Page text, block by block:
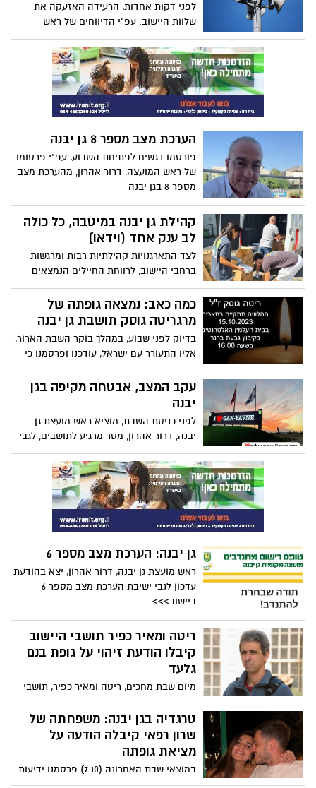
לפני דקות אחדות, הרעידה האזעקה את
שלוות היישוב. עפ"י הדיווחים של ראש
המועצה, דרור אהרון, ודוברות מד"א, אין
נפילות ונפגעים באזור
הערכת מצב מספר 8 גן יבנה
פורסמו דגשים לפתיחת השבוע, עפ"י פרסומו
של ראש המועצה, דרור אהרון, מהערכת מצב
מספר 8 בגן יבנה
קהילת גן יבנה במיטבה, כל כולה
לב ענק אחד (וידאו)
לצד התארגנויות קהילתיות רבות ומרגשות
ברחבי היישוב, לרווחת החיילים הנמצאים
בשטח ומגנים עלינו ואליהן אנחנו נחשפים
בשבוע האחרון, נספר על יוזמה קהילתית
נוספת ומרגשת בגן יבנה. במשך שלושה ימים
התארגנו ביישוב על מנת לפנק את החיילים
בדרום, אלה העובדים קשה, ימים כלילות,
בתפעול המצב הלא פשוט, בלשון המעטה,
מכל הכיוונים, 24/7, וזה מובן מאליו, מדוע לא
נוכל נפרט מדי...
כמה כאב: נמצאה גופתה של
מרגריטה גוסק תושבת גן יבנה
בדיוק לפני שבוע, במהלך בוקר השבת הארור,
אליו התעורר עם ישראל, עודכנו ופרסמנו כי
בין הנעדרים, גם מרגריטה גוסק מגן יבנה, ובן
זוגה סיימון מראשון לציון. הם בסך הכל רצו
ליהנות ולרקוד... מרגריטה, בתה של ד"ר גוסק,
עד היום לא היה בידי המשפחה הקרובים
והחברים קצה חוט מה עלה בגורלה. לפני
דקות אחדות התבשרנו בכאב גדול כי נמצאה
גופתה
עקב המצב, אבטחה מקיפה בגן
יבנה
לפני כניסת השבת, מוציא ראש מועצת גן
יבנה, דרור אהרון, מסר מרגיע לתושבים, לגבי
פריסת האבטחה ביישוב
גן יבנה: הערכת מצב מספר 6
ראש מועצת גן יבנה, דרור אהרון, יצא בהודעת
עדכון לגבי ישיבת הערכת מצב מספר 6
ביישוב>>>
ריטה ומאיר כפיר תושבי היישוב
קיבלו הודעת זיהוי על גופת בנם
גלעד
מיום שבת מחכים, ריטה ומאיר כפיר, תושבי
היישוב, לקבלת אות חיים מהבן גלעד, שגר
במושב נתיב העשרה. גלעד, כך נודע להם, ע"י
קב"ט היישוב, נרצח, ע"י בני העוולה
טרגדיה בגן יבנה: משפחתה של
שרון רפאי קיבלה הודעה על
מציאת גופתה
במוצאי שבת האחרונה (7.10) פרסמנו ידיעות
על שתי בנות היישוב, המוגדרות כמנותקות